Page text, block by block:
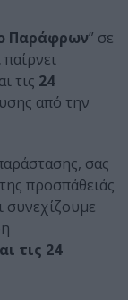
Παράφρων” σε
παίρνει
τις 24
από την
σας
προσπάθειάς
συνεχίζουμε
τις 24